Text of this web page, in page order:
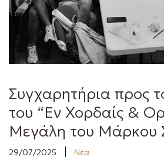
Συγχαρητήρια προς
του “Εν Χορδαίς &
Μεγάλη του Μάρκου
29/07/2025 Νέα